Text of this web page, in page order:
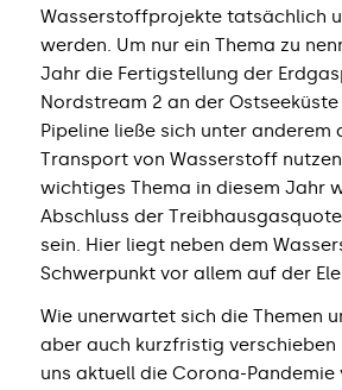
Wasserstoffprojekte tatsächlich
werden. Um nur ein Thema zu
Jahr die Fertigstellung der
Nordstream 2 an der Ostseeküste
Pipeline ließe sich unter anderem
Transport von Wasserstoff
wichtiges Thema in diesem Jahr
Abschluss der
sein. Hier liegt neben dem
Schwerpunkt vor allem auf der
Wie unerwartet sich die Themen
aber auch kurzfristig verschieben
uns aktuell die Corona-Pandemie